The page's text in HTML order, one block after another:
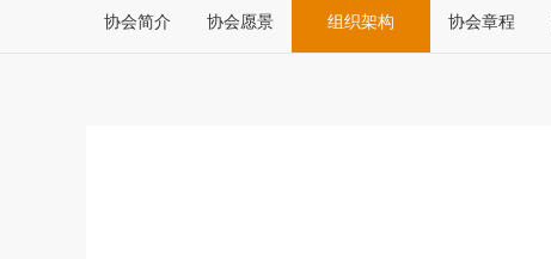
协会简介 协会愿景 组织架构 协会章程